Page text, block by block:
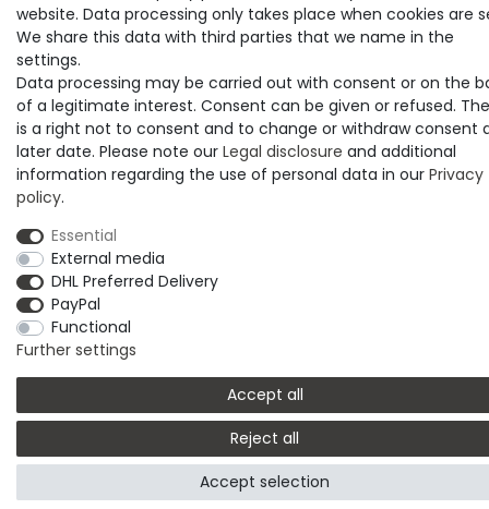
website. Data processing only takes place when cookies are
We share this data with third parties that we name in the
settings.
Data processing may be carried out with consent or on the
of a legitimate interest. Consent can be given or refused.
is a right not to consent and to change or withdraw consent
later date. Please note our Legal disclosure and additional
information regarding the use of personal data in our Privacy
policy.
Essential
External media
DHL Preferred Delivery
PayPal
Functional
Further settings
Accept all
Reject all
Accept selection